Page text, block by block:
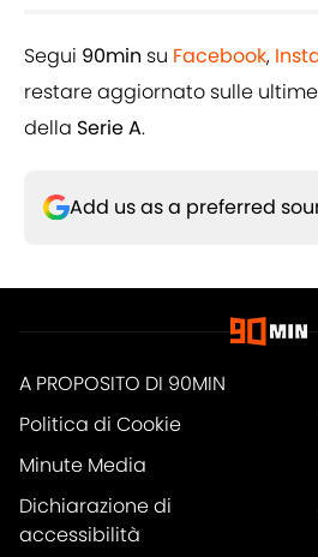
Segui 90min su Facebook,
restare aggiornato sulle
della Serie A.
Add us as a preferred
A PROPOSITO DI 90MIN
Politica di Cookie
Minute Media
Dichiarazione di
accessibilità